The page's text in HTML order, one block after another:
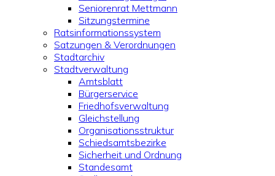
Seniorenrat Mettmann
Sitzungstermine
Ratsinformationssystem
Satzungen & Verordnungen
Stadtarchiv
Stadtverwaltung
Amtsblatt
Bürgerservice
Friedhofsverwaltung
Gleichstellung
Organisationsstruktur
Schiedsamtsbezirke
Sicherheit und Ordnung
Standesamt